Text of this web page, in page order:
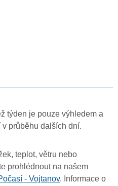
týden je pouze výhledem a
v průběhu dalších dní.
teplot, větru nebo
prohlédnout na našem
- Vojtanov. Informace o